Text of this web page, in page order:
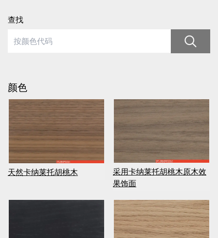
查找
颜色
天然卡纳莱托胡桃木
采用卡纳莱托胡桃木原木效
果饰面